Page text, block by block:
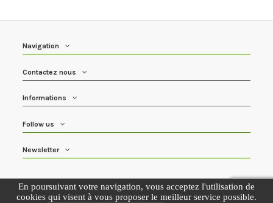
Navigation
Contactez nous
Informations
Follow us
Newsletter
Tous les prix sont TTC
En poursuivant votre navigation, vous acceptez l'utilisation de
cookies qui visent à vous proposer le meilleur service possible.